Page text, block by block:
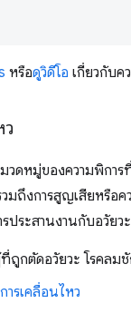
หรือดูวิดีโอ เกี่ยวกับค
วดหมู่ของความพิการ
มถึงการสูญเสียหรือ
ระสานงานกับอวัยวะ
ถูกตัดอวัยวะ โรคลม
รเคลื่อนไหว